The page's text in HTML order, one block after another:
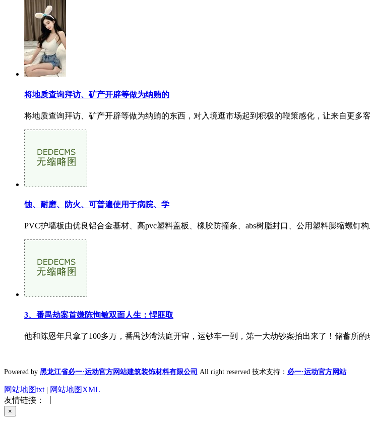
将地质查询拜访、矿产开辟等做为纳贿的
将地质查询拜访、矿产开辟等做为纳贿的东西，对入境逛市场起到积极的鞭策感化，让来自更多
蚀、耐磨、防火、可普遍使用于病院、学
PVC护墙板由优良铝合金基材、高pvc塑料盖板、橡胶防撞条、abs树脂封口、公用塑料膨缩螺钉
3、番禺劫案首嫌陈恂敏双面人生：悍匪取
他和陈恩年只拿了100多万，番禺沙湾法庭开审，运钞车一到，第一大劫钞案拍出来了！储蓄所
Powered by 黑龙江省必一·运动官方网站建筑装饰材料有限公司 All right reserved 技术支持： 必一·运动官方网站
网站地图txt | 网站地图XML
友情链接： 丨
×